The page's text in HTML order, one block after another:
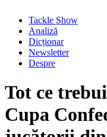
Tackle Show
Analiză
Dicționar
Newsletter
Despre
Tot ce
Cupa